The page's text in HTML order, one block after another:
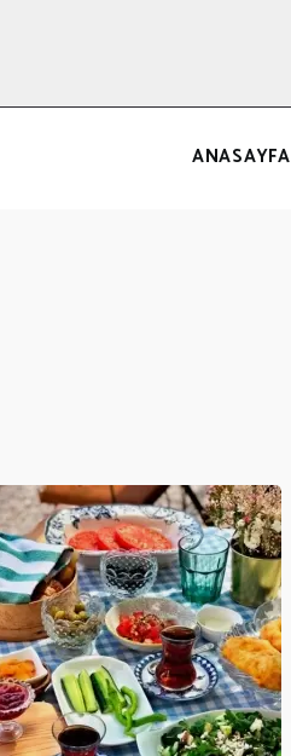
ANASAYFA